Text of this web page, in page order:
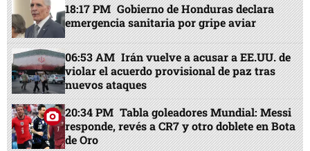
18:17 PM Gobierno de Honduras declara
emergencia sanitaria por gripe aviar
06:53 AM Irán vuelve a acusar a EE.UU. de
violar el acuerdo provisional de paz tras
nuevos ataques
20:34 PM Tabla goleadores Mundial: Messi
responde, revés a CR7 y otro doblete en Bota
de Oro